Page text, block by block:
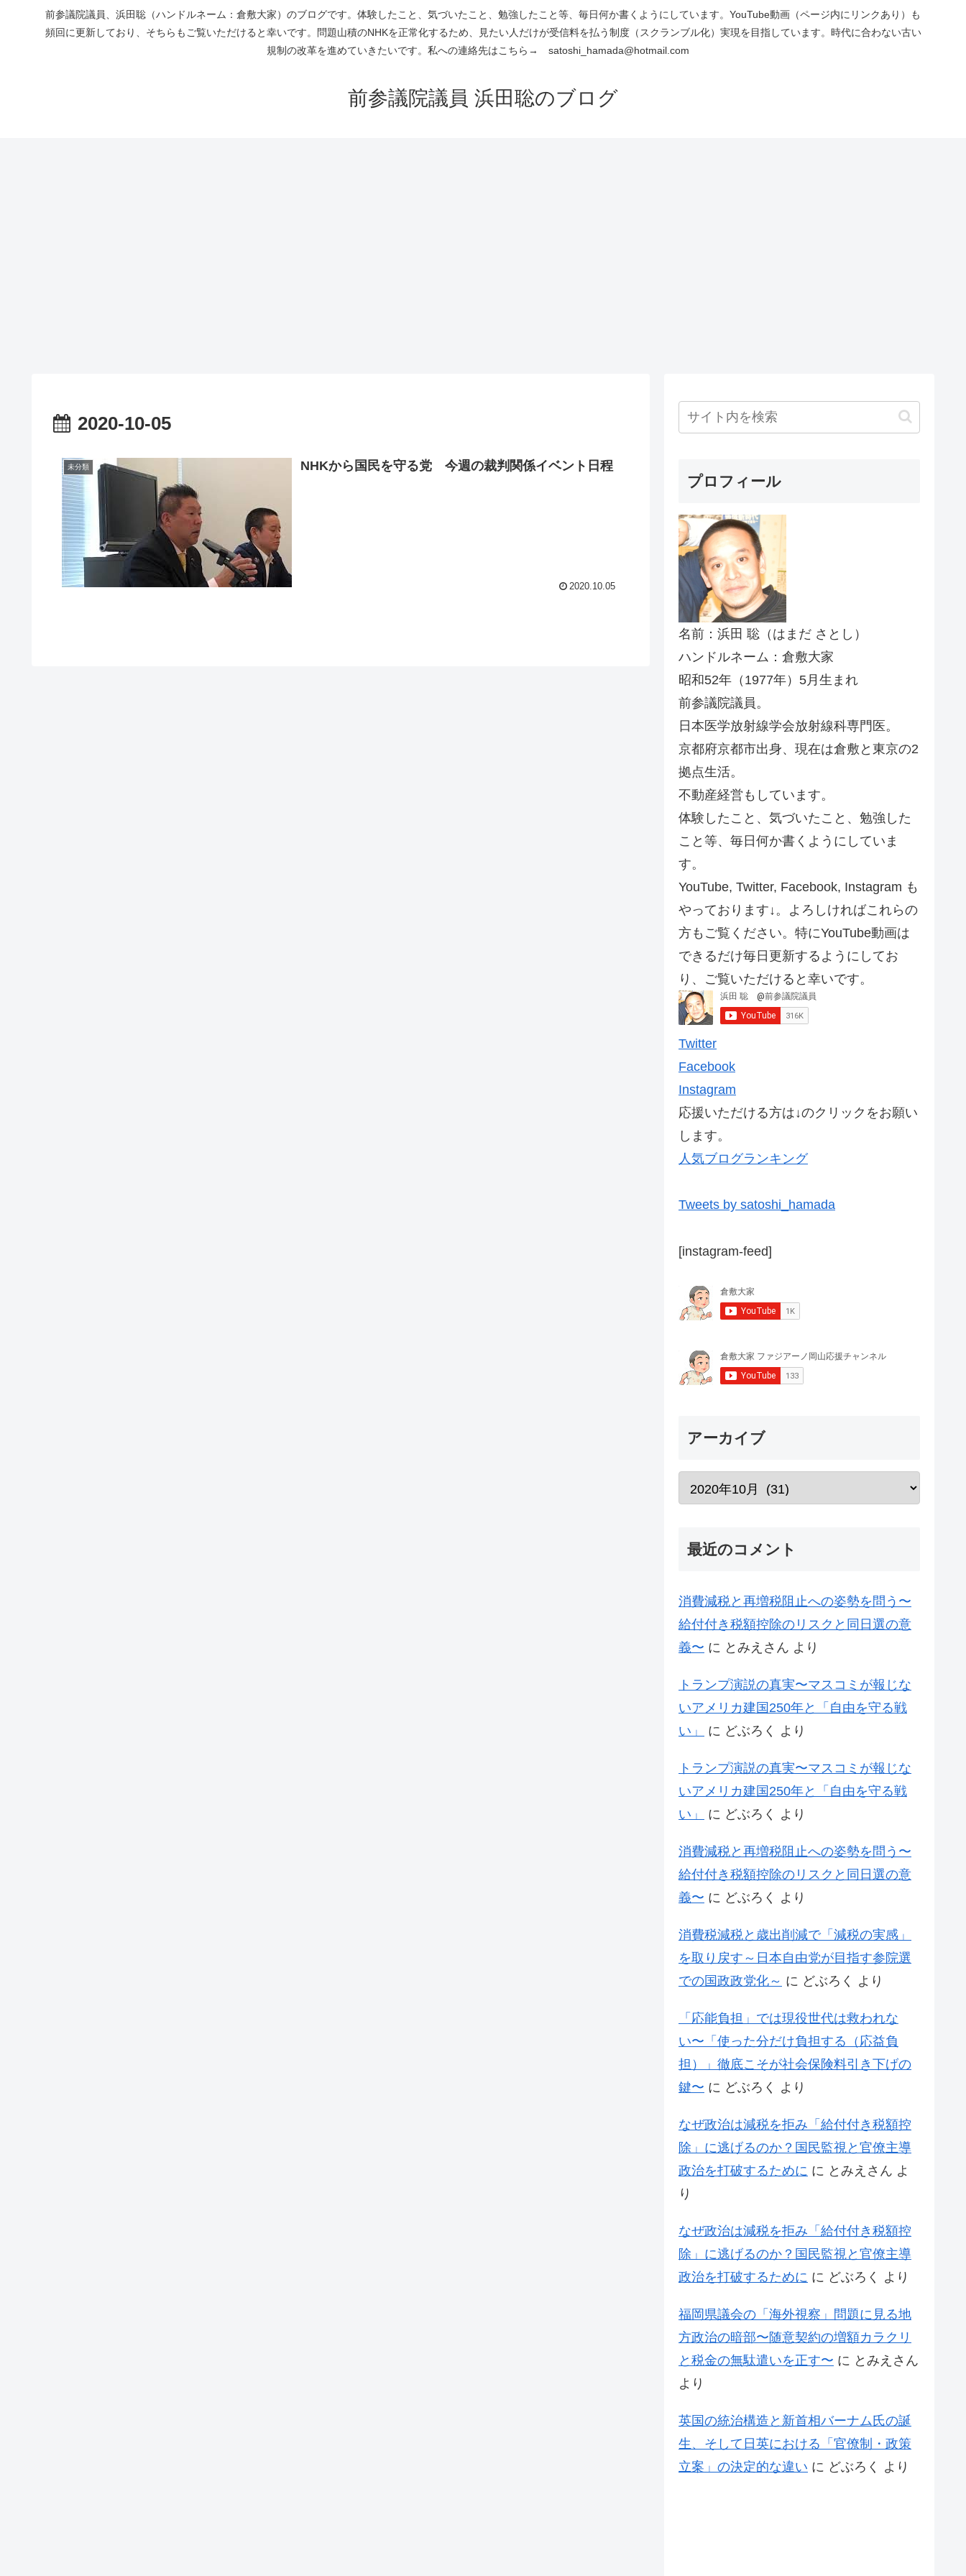
前参議院議員、浜田聡（ハンドルネーム：倉敷大家）のブログです。体験したこと、気づいたこと、勉強したこと等、毎日何か書くようにしています。YouTube動画（ページ内にリンクあり）も
頻回に更新しており、そちらもご覧いただけると幸いです。問題山積のNHKを正常化するため、見たい人だけが受信料を払う制度（スクランブル化）実現を目指しています。時代に合わない古い
規制の改革を進めていきたいです。私への連絡先はこちら→ satoshi_hamada@hotmail.com
前参議院議員 浜田聡のブログ
2020-10-05
未分類 NHKから国民を守る党 今週の裁判関係イベント日程
2020.10.05
プロフィール
名前：浜田 聡（はまだ さとし）
ハンドルネーム：倉敷大家
昭和52年（1977年）5月生まれ
前参議院議員。
日本医学放射線学会放射線科専門医。
京都府京都市出身、現在は倉敷と東京の2
拠点生活。
不動産経営もしています。
体験したこと、気づいたこと、勉強した
こと等、毎日何か書くようにしていま
す。
YouTube, Twitter, Facebook, Instagram も
やっております↓。よろしければこれらの
方もご覧ください。特にYouTube動画は
できるだけ毎日更新するようにしてお
り、ご覧いただけると幸いです。
Twitter
Facebook
Instagram
応援いただける方は↓のクリックをお願い
します。
人気ブログランキング
Tweets by satoshi_hamada
[instagram-feed]
アーカイブ
最近のコメント
消費減税と再増税阻止への姿勢を問う〜
給付付き税額控除のリスクと同日選の意
義〜 に とみえさん より
トランプ演説の真実〜マスコミが報じな
いアメリカ建国250年と「自由を守る戦
い」
に どぶろく より
トランプ演説の真実〜マスコミが報じな
いアメリカ建国250年と「自由を守る戦
い」
に どぶろく より
消費減税と再増税阻止への姿勢を問う〜
給付付き税額控除のリスクと同日選の意
義〜 に どぶろく より
消費税減税と歳出削減で「減税の実感」
を取り戻す～日本自由党が目指す参院選
での国政政党化～ に どぶろく より
「応能負担」では現役世代は救われな
い〜「使った分だけ負担する（応益負
担）」徹底こそが社会保険料引き下げの
鍵〜 に どぶろく より
なぜ政治は減税を拒み「給付付き税額控
除」に逃げるのか？国民監視と官僚主導
政治を打破するために に とみえさん よ
り
なぜ政治は減税を拒み「給付付き税額控
除」に逃げるのか？国民監視と官僚主導
政治を打破するために に どぶろく より
福岡県議会の「海外視察」問題に見る地
方政治の暗部〜随意契約の増額カラクリ
と税金の無駄遣いを正す〜 に とみえさん
より
英国の統治構造と新首相バーナム氏の誕
生、そして日英における「官僚制・政策
立案」の決定的な違い に どぶろく より